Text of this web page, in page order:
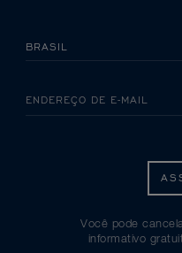
ENDEREÇO DE E-MAIL
Você pode
informativo